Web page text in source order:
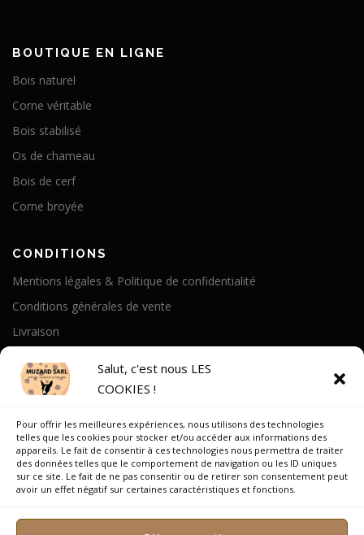
Salut, c'est nous LES
COOKIES !
Pour offrir les meilleures expériences, nous utilisons des technologies
telles que les cookies pour stocker et/ou accéder aux informations des
appareils. Le fait de consentir à ces technologies nous permettra de traiter
des données telles que le comportement de navigation ou les ID uniques
sur ce site. Le fait de ne pas consentir ou de retirer son consentement peut
avoir un effet négatif sur certaines caractéristiques et fonctions.
BOUTIQUE EN LIGNE
Bois naturel
Corne véritable
Bois stabilisé
Os de chameau
Bois de cerf
Corne broyée
CONDITIONS
Mentions légales & Politique de confidentialité
Conditions générales de vente
Livraison
Notre Histoire
On parle de nous
Recrutement